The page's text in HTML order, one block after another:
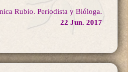
Rubio. Periodista y Bióloga.
22 Jun. 2017